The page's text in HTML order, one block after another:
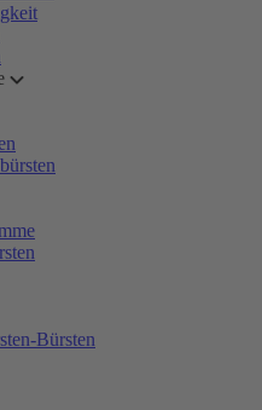
Bürsten